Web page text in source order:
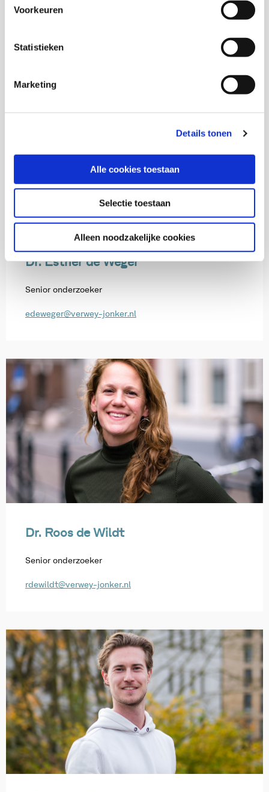
Voorkeuren
Statistieken
Marketing
Details tonen
Alle cookies toestaan
Selectie toestaan
Alleen noodzakelijke cookies
gverwaijen@verwey-jonker.nl
Dr. Esther de Weger
Senior onderzoeker
edeweger@verwey-jonker.nl
Dr. Roos de Wildt
Senior onderzoeker
rdewildt@verwey-jonker.nl